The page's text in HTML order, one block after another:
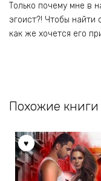
Только почему мне в
эгоист?! Чтобы найти
как же хочется его
Похожие книги